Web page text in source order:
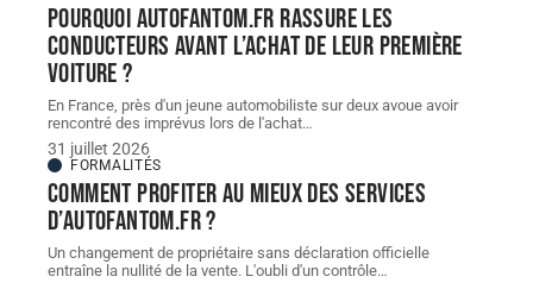
Pourquoi autofantom.fr rassure les
conducteurs avant l’achat de leur première
voiture ?
En France, près d'un jeune automobiliste sur deux avoue avoir
rencontré des imprévus lors de l'achat…
31 juillet 2026
FORMALITÉS
Comment profiter au mieux des services
d’autofantom.fr ?
Un changement de propriétaire sans déclaration officielle
entraîne la nullité de la vente. L'oubli d'un contrôle…